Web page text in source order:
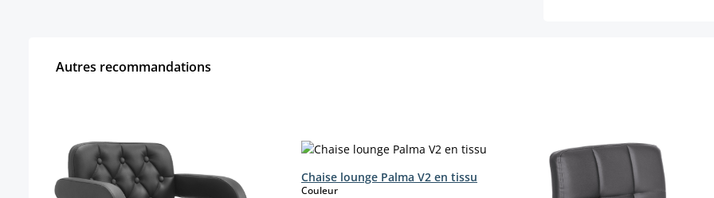
Autres recommandations
Chaise lounge Palma V2 en tissu
Couleurselect